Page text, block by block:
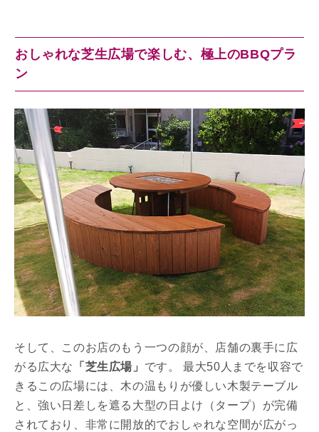
おしゃれな芝生広場で楽しむ、極上のBBQプラ
ン
そして、このお店のもう一つの顔が、店舗の裏手に広
がる広大な
「芝生広場」 です。 最大50人までを収容で
きるこの広場には、木の温もりが優しい木製テーブル
と、強い日差しを遮る大型の日よけ（タープ）が完備
されており、非常に開放的でおしゃれな空間が広がっ